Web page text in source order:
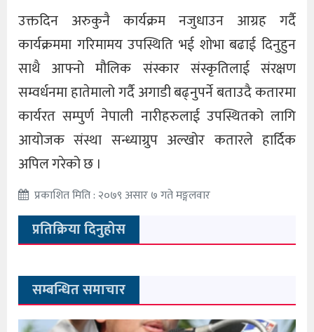
उक्तदिन अरुकुनै कार्यक्रम नजुधाउन आग्रह गर्दै
कार्यक्रममा गरिमामय उपस्थिति भई शोभा बढाई दिनुहुन
साथै आफ्नो मौलिक संस्कार संस्कृतिलाई संरक्षण
सम्वर्धनमा हातेमालो गर्दै अगाडी बढ्नुपर्ने बताउदै कतारमा
कार्यरत सम्पुर्ण नेपाली नारीहरुलाई उपस्थितको लागि
आयोजक संस्था सन्ध्याग्रुप अल्खोर कतारले हार्दिक
अपिल गरेको छ ।
प्रकाशित मिति : २०७९ असार ७ गते मङ्गलवार
प्रतिक्रिया दिनुहोस
सम्बन्धित समाचार